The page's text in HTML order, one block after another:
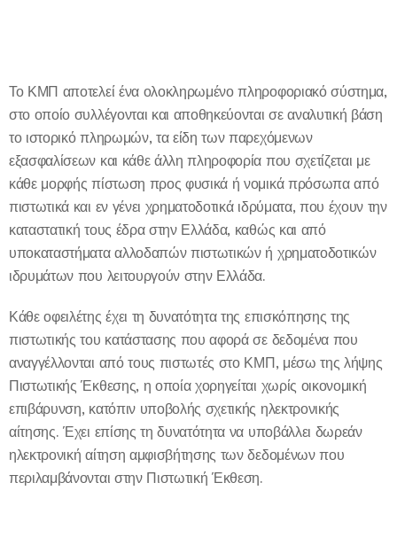
Το ΚΜΠ αποτελεί ένα ολοκληρωμένο πληροφοριακό σύστημα,
στο οποίο συλλέγονται και αποθηκεύονται σε αναλυτική βάση
το ιστορικό πληρωμών, τα είδη των παρεχόμενων
εξασφαλίσεων και κάθε άλλη πληροφορία που σχετίζεται με
κάθε μορφής πίστωση προς φυσικά ή νομικά πρόσωπα από
πιστωτικά και εν γένει χρηματοδοτικά ιδρύματα, που έχουν την
καταστατική τους έδρα στην Ελλάδα, καθώς και από
υποκαταστήματα αλλοδαπών πιστωτικών ή χρηματοδοτικών
ιδρυμάτων που λειτουργούν στην Ελλάδα.
Κάθε οφειλέτης έχει τη δυνατότητα της επισκόπησης της
πιστωτικής του κατάστασης που αφορά σε δεδομένα που
αναγγέλλονται από τους πιστωτές στο ΚΜΠ, μέσω της λήψης
Πιστωτικής Έκθεσης, η οποία χορηγείται χωρίς οικονομική
επιβάρυνση, κατόπιν υποβολής σχετικής ηλεκτρονικής
αίτησης. Έχει επίσης τη δυνατότητα να υποβάλλει δωρεάν
ηλεκτρονική αίτηση αμφισβήτησης των δεδομένων που
περιλαμβάνονται στην Πιστωτική Έκθεση.